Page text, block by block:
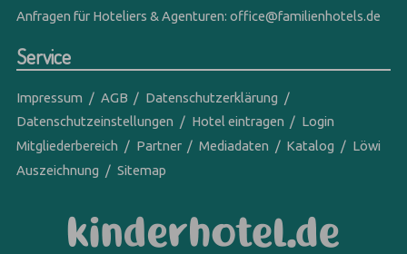
Anfragen für Hoteliers & Agenturen:office@familienhotels.de
Service
Impressum AGB
Datenschutzerklärung
Datenschutzeinstellungen
Hotel eintragen
Login
Mitgliederbereich
Partner Mediadaten Katalog
Löwi
Auszeichnung
Sitemap